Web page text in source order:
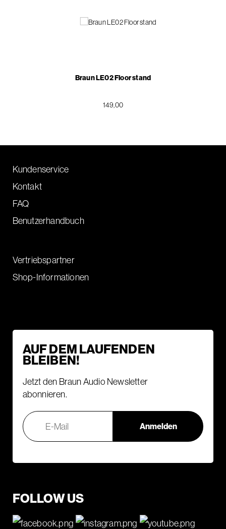
Braun LE02 Floor stand
149,00
Kundenservice
Kontakt
FAQ
Benutzerhandbuch
Vertriebspartner
Shop-Informationen
AUF DEM LAUFENDEN
BLEIBEN!
Jetzt den Braun Audio Newsletter
abonnieren.
FOLLOW US